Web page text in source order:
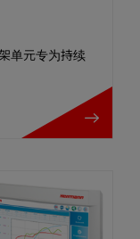
单元专为持续
SLIMLINE 系统